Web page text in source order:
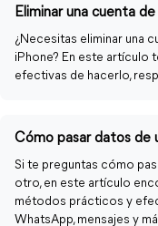
Eliminar una cuenta
¿Necesitas eliminar una
iPhone? En este artículo
efectivas de hacerlo,
Cómo pasar datos de
Si te preguntas cómo
otro, en este artículo
métodos prácticos y
WhatsApp, mensajes y